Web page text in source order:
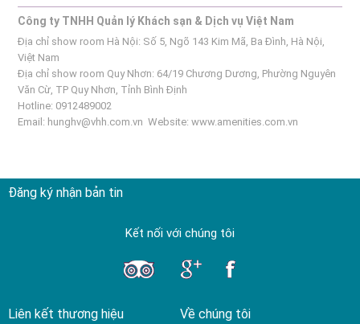
Công ty TNHH Quản lý Khách sạn & Dịch vụ Việt Nam
Địa chỉ show room Hà Nội: Số 5, Ngõ 143 Kim Mã, Ba Đình, Hà Nội,
Việt Nam
Địa chỉ show room Quy Nhơn: 64/19 Chương Dương, Phường Nguyên
Văn Cừ, TP Quy Nhơn, Tỉnh Bình Định
Hotline: 0912489002
Email: hunghv@vhh.com.vn Website:www.amenities.com.vn
Đăng ký nhận bản tin
Kết nối với chúng tôi
Liên kết thương hiệu Về chúng tôi